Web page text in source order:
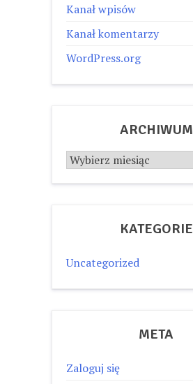
Kanał wpisów
Kanał komentarzy
WordPress.org
ARCHIWUM
Archiwum
KATEGORIE
Uncategorized
META
Zaloguj się